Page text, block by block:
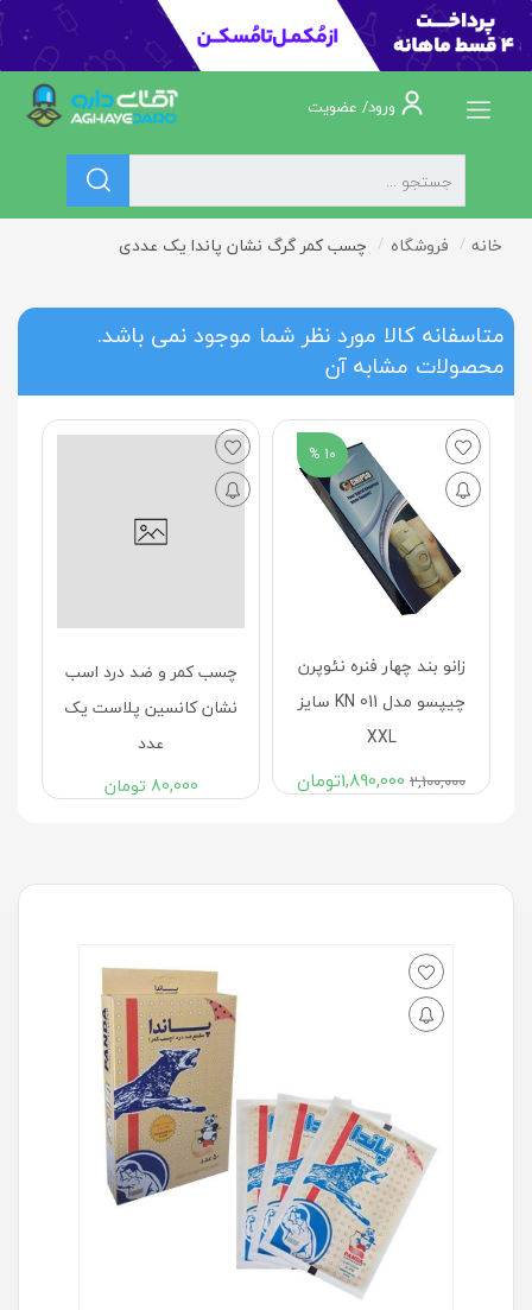
ورود/ عضویت
خانه فروشگاه چسب کمر گرگ نشان پاندا یک عددی
متاسفانه کالا مورد نظر شما موجود نمی باشد.
محصولات مشابه آن
10 %
زانو بند چهار فنره نئوپرن
چیپسو مدل KN 011 سايز
XXL
2,100,000
1,890,000تومان
چسب کمر و ضد درد اسب
نشان کانسین پلاست یک
عدد
80,000 تومان